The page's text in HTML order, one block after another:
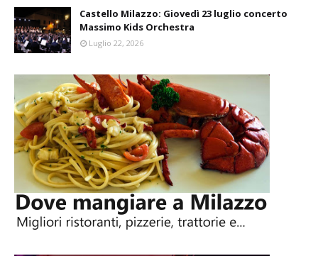
Castello Milazzo: Giovedì 23 luglio concerto
Massimo Kids Orchestra
Luglio 22, 2026